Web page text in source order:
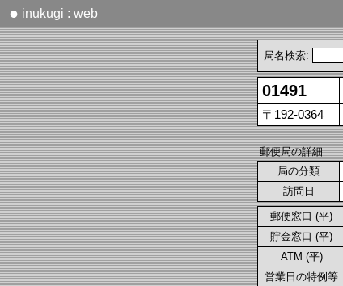
● inukugi : web
局名検索:
01491
〒192-0364
郵便局の詳細
局の分類
訪問日
郵便窓口 (平)
貯金窓口 (平)
ATM (平)
営業日の特例等